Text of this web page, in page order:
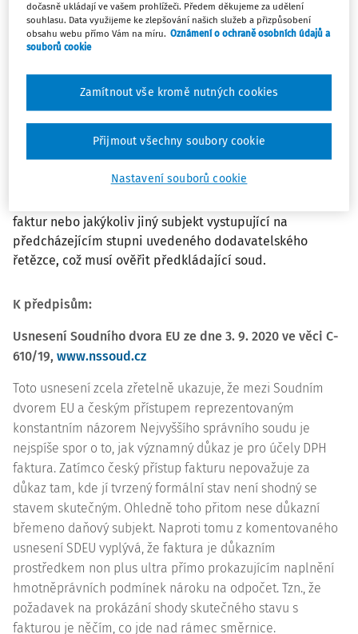
určena, zadruhé nebyly dodrženy vnitrostátní právní
předpisy v oblasti účetnictví, zatřetí dodavatelský
řetězec, který vedl k uvedeným nákupům, nebyl
předchozích plnění, které byly součástí tohoto
dodavatelského řetězce, se vyskytly nesrovnalosti. K
takovému odepření lze přistoupit pouze tehdy, je-li
právně dostačujícím způsobem prokázáno, že se osoba
povinná k dani aktivně podílela na daňovém úniku
anebo věděla nebo měla vědět, že jsou uvedená plnění
faktur nebo jakýkoliv jiný subjekt vystupující na
předcházejícím stupni uvedeného dodavatelského
řetězce, což musí ověřit předkládající soud.
K předpisům:
Usnesení Soudního dvora EU ze dne 3. 9. 2020 ve věci C-
610/19, www.nssoud.cz
Toto usnesení zcela zřetelně ukazuje, že mezi Soudním
dvorem EU a českým přístupem reprezentovaným
konstantním názorem Nejvyššího správního soudu je
nejspíše spor o to, jak významný důkaz je pro účely DPH
faktura. Zatímco český přístup fakturu nepovažuje za
důkaz tam, kde jí tvrzený formální stav není shodný se
stavem skutečným. Ohledně toho přitom nese důkazní
břemeno daňový subjekt. Naproti tomu z komentovaného
usnesení SDEU vyplývá, že faktura je důkazním
prostředkem non plus ultra přímo prokazujícím naplnění
hmotněprávních podmínek nároku na odpočet. Tzn., že
požadavek na prokázání shody skutečného stavu s
fakturou je něčím, co jde nad rámec směrnice.
dočasně ukládají ve vašem prohlížeči. Předem děkujeme za udělení
souhlasu. Data využijeme ke zlepšování našich služeb a přizpůsobení
obsahu webu přímo Vám na míru. Oznámení o ochraně osobních údajů a
souborů cookie
Nastavení souborů cookie
Zamítnout vše kromě nutných cookies
Přijmout všechny soubory cookie